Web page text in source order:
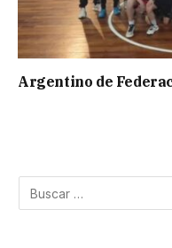
Argentino de